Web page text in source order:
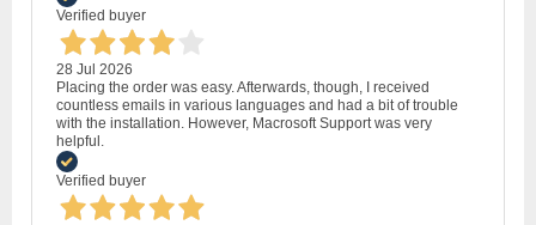
Verified buyer
28 Jul 2026
Placing the order was easy. Afterwards, though, I received
countless emails in various languages and had a bit of trouble
with the installation. However, Macrosoft Support was very
helpful.
Verified buyer